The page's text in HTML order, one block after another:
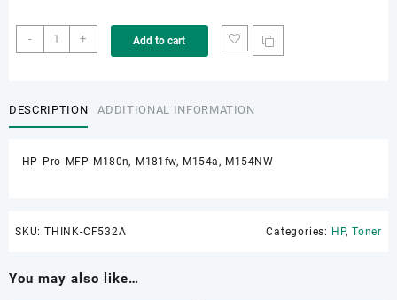
-
THINK-
CF532A
+ Add to cart
DESCRIPTION ADDITIONAL INFORMATION
HP Pro MFP M180n, M181fw, M154a, M154NW
SKU: THINK-CF532A Categories: HP, Toner
You may also like…